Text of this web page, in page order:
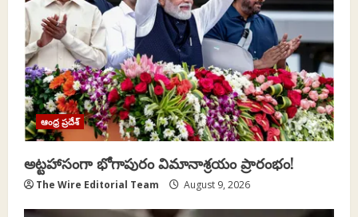
ఆంధ్ర ప్రదేశ్
అట్టహాసంగా భోగాపురం విమానాశ్రయం ప్రారంభం!
The Wire Editorial Team August 9, 2026